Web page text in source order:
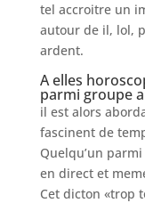
tel accroitre un
autour de il, lol,
ardent.
A elles
parmi groupe
il est alors
fascinent de
Quelqu’un
en direct et
Cet dicton «trop